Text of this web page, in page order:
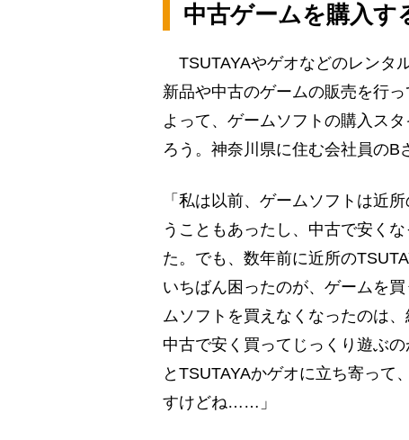
中古ゲームを購入す
TSUTAYAやゲオなどのレンタ
新品や中古のゲームの販売を行
よって、ゲームソフトの購入ス
ろう。神奈川県に住む会社員のB
「私は以前、ゲームソフトは近
うこともあったし、中古で安く
た。でも、数年前に近所の
いちばん困ったのが、ゲームを
ムソフトを買えなくなったのは
中古で安く買ってじっくり遊ぶ
とTSUTAYAかゲオに立ち寄って
すけどね……」